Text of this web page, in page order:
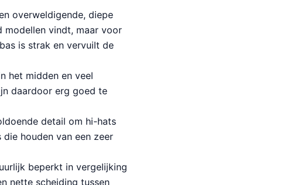
overweldigende, diepe
modellen vindt, maar voor
is strak en vervuilt de
het midden en veel
daardoor erg goed te
detail om hi-hats
houden van een zeer
beperkt in vergelijking
nette scheiding tussen